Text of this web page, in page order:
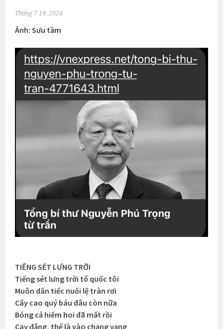
Tháng 7 19, 2024
Ảnh: Sưu tầm
TIẾNG SÉT LƯNG TRỜI
Tiếng sét lưng trời tổ quốc tôi
Muôn dân tiếc nuối lệ tràn rơi
Cây cao quý báu đâu còn nữa
Bóng cả hiếm hoi đã mất rồi
Cay đắng, thế là vào chạng vạng